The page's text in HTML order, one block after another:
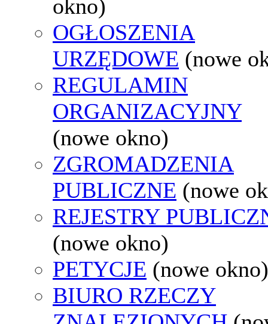
okno)
OGŁOSZENIA
URZĘDOWE (nowe
REGULAMIN
ORGANIZACYJNY
(nowe okno)
ZGROMADZENIA
PUBLICZNE (nowe
REJESTRY
(nowe okno)
PETYCJE (nowe okno)
BIURO RZECZY